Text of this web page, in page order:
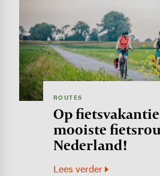
ROUTES
Op
mooiste
Nederland!
Lees verder